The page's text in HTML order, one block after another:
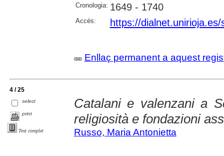
Cronologia: 1649 - 1740
Accés: https://
Enllaç permanent a aquest
4 / 25
select
print
Text complet
Catalani e valenzani a
religiosità e fondazioni
Russo, Maria Antonietta